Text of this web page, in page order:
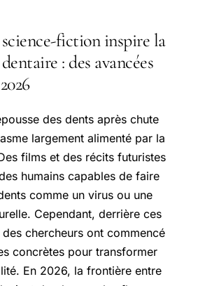
fiction inspire la
: des avancées
des dents après chute
largement alimenté par la
films et des récits futuristes
humains capables de faire
comme un virus ou une
Cependant, derrière ces
chercheurs ont commencé
concrètes pour transformer
En 2026, la frontière entre